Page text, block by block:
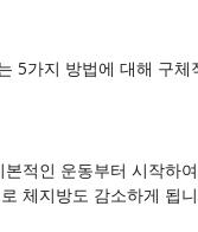
5가지 방법에 대해 구체
적인 운동부터 시작하
체지방도 감소하게 됩